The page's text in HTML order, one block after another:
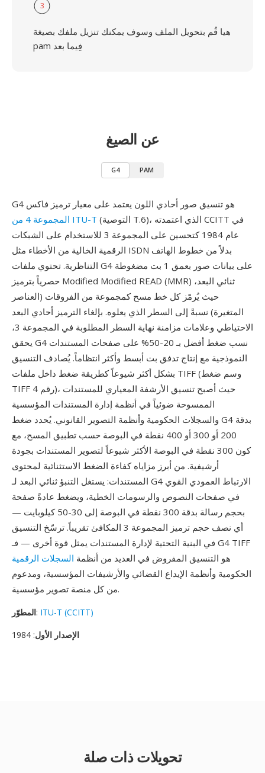
3
هيا قُم بتحويل الملف وسوف يمكنك تنزيل ملفك بصيغة
pam فِيما بعد
عن الصيغ
G4 PAM
G4 هو تنسيق صور أحادي اللون يعتمد على معيار ترميز فاكس
المجموعة 4 من ITU-T (التوصية T.6)، الذي اعتمدته CCITT في
عام 1984 كتحسين على المجموعة 3 للاستخدام على الشبكات
الرقمية الخالية من الأخطاء مثل ISDN بدلاً من خطوط الهاتف
التناظرية. تحتوي ملفات G4 على بيانات صور بعمق 1 بت مضغوطة
حصرياً بترميز Modified Modified READ (MMR) ثنائي البعد،
حيث يُرمّز كل خط مسح كمجموعة من الفروقات (العناصر
المتغيرة) نسبةً إلى السطر الذي يعلوه. بإلغاء الترميز أحادي البعد
الاحتياطي وعلامات مزامنة نهاية السطر المطلوبة في المجموعة 3،
يحقق G4 نسب ضغط أفضل بـ 20-50% على صفحات المستندات
النموذجية مع إنتاج تدفق بت أبسط وأكثر انتظاماً. يُصادف التنسيق
بشكل أكثر شيوعاً كطريقة ضغط داخل ملفات TIFF (وسم ضغط
TIFF رقم 4)، حيث أصبح تنسيق الأرشفة المعياري للمستندات
الممسوحة ضوئياً في أنظمة إدارة المستندات المؤسسية
والسجلات الحكومية وأنظمة التصوير القانوني. يُحدد ضغط G4 بدقة
200 أو 300 أو 400 نقطة في البوصة حسب تطبيق المسح، مع
كون 300 نقطة في البوصة الأكثر شيوعاً لتصوير المستندات بجودة
أرشيفية. من أبرز مزاياه كفاءة الضغط الاستثنائية لمحتوى
المستندات: يستغل التنبؤ ثنائي البعد لـ G4 الارتباط العمودي القوي
في صفحات النصوص والرسومات الخطية، ويضغط عادةً صفحة
بحجم رسالة بدقة 300 نقطة في البوصة إلى 30-50 كيلوبايت —
أي نصف حجم ترميز المجموعة 3 المكافئ تقريباً. ترسّخ التنسيق
في البنية التحتية لإدارة المستندات يمثل قوة أخرى — فـ G4 TIFF
هو التنسيق المفروض في العديد من أنظمة السجلات الرقمية
الحكومية وأنظمة الإيداع القضائي والأرشيفات المؤسسية، ومدعوم
من كل منصة تصوير مؤسسية.
المطوّر: ITU-T (CCITT)
الإصدار الأول: 1984
تحويلات ذات صلة